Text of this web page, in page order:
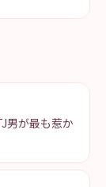
男が最も惹か